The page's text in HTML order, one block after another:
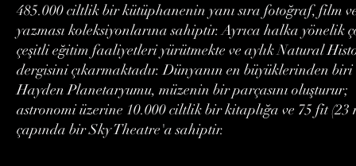
485.000 ciltlik bir kütüphanenin yanı sıra fotoğraf, film
yazması koleksiyonlarına sahiptir. Ayrıca halka yönelik
çeşitli eğitim faaliyetleri yürütmekte ve aylık Natural
dergisini çıkarmaktadır. Dünyanın en büyüklerinden
Hayden Planetaryumu, müzenin bir parçasını oluşturur;
astronomi üzerine 10.000 ciltlik bir kitaplığa ve 75 fit (23
çapında bir Sky Theatre'a sahiptir.